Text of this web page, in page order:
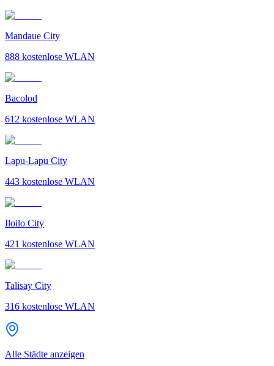
Mandaue City
888 kostenlose WLAN
Bacolod
612 kostenlose WLAN
Lapu-Lapu City
443 kostenlose WLAN
Iloilo City
421 kostenlose WLAN
Talisay City
316 kostenlose WLAN
Alle Städte anzeigen